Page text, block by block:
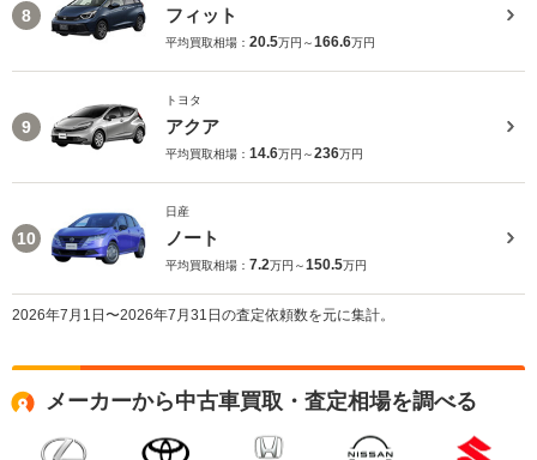
8 フィット
平均買取相場： 20.5万円～166.6万円
9
トヨタ
アクア
平均買取相場： 14.6万円～236万円
10
日産
ノート
平均買取相場： 7.2万円～150.5万円
2026年7月1日〜2026年7月31日の査定依頼数を元に集計。
メーカーから中古車買取・査定相場を調べる